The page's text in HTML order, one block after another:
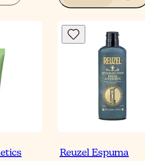
Reuzel Espuma